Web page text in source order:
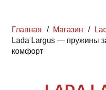
Главная / Магазин /
Lada Largus — пружины
комфорт